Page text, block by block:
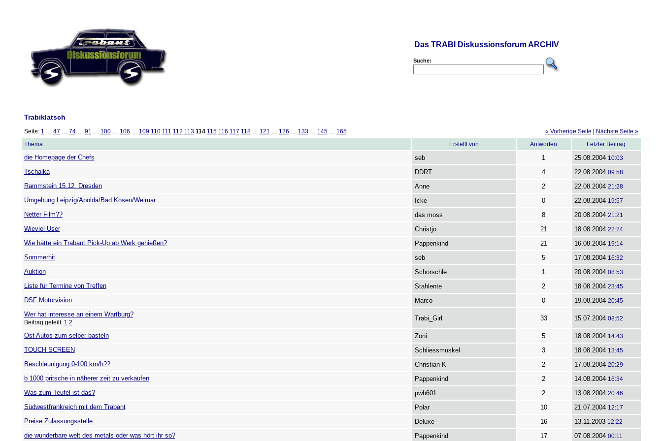
Das TRABI Diskussionsforum ARCHIV
Suche:
Trabiklatsch
Seite: 1 … 47 … 74… 91 … 100… 106 … 109 110 111 112 113 114 115 116 117 118… 121 … 126 … 133… 145… 165 « Vorherige Seite
Nächste Seite »
Thema
Erstellt von Antworten Letzter Beitrag
die Homepage der Chefs seb 1 25.08.2004 10:03
Tschaika DDRT 4 22.08.2004 09:58
Rammstein 15.12. Dresden Anne 2 22.08.2004 21:28
Umgebung Leipzig/Apolda/Bad Kösen/Weimar Icke 0 22.08.2004 19:57
Netter Film?? das moss 8 20.08.2004 21:21
Wieviel User Christjo 21 18.08.2004 22:24
Wie hätte ein Trabant Pick-Up ab Werk gehießen? Pappenkind 21 16.08.2004 19:14
Sommerhit seb 5 17.08.2004 16:32
Auktion Schorschle 1 20.08.2004 08:53
Liste für Termine von Treffen Stahlente 2 18.08.2004 23:45
DSF Motorvision Marco 0 19.08.2004 20:45
Wer hat interesse an einem Wartburg?
Beitrag geteilt: 1 2
Trabi_Girl 33 15.07.2004 08:52
Ost Autos zum selber basteln Zoni 5 18.08.2004 14:43
TOUCH SCREEN Schliessmuskel 3 18.08.2004 13:45
Beschleunigung 0-100 km/h?? Christian K 2 17.08.2004 20:29
b 1000 pritsche in näherer zeit zu verkaufen Pappenkind 2 14.08.2004 16:34
Was zum Teufel ist das? pwb601 2 13.08.2004 20:46
Südwestfrankreich mit dem Trabant Polar 10 21.07.2004 12:17
Preise Zulassungsstelle Deluxe 16 13.11.2003 12:22
die wunderbare welt des metals oder was hört ihr so? Pappenkind 17 07.08.2004 00:11